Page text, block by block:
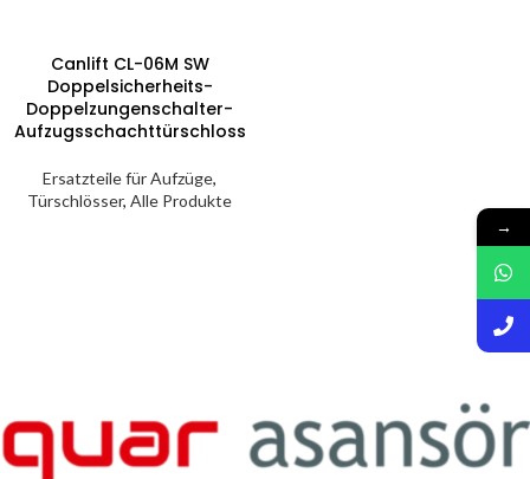
Canlift CL-06M SW
Doppelsicherheits-
Doppelzungenschalter-
Aufzugsschachttürschloss
Ersatzteile für Aufzüge,
Türschlösser, Alle Produkte
→